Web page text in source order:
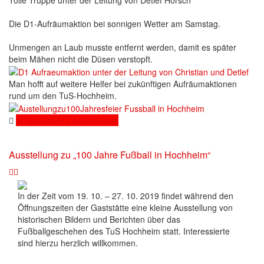
Die D1-Aufräumaktion bei sonnigen Wetter am Samstag.
Unmengen an Laub musste entfernt werden, damit es später
beim Mähen nicht die Düsen verstopft.
Man hofft auf weitere Helfer bei zukünftigen Aufräumaktionen
rund um den TuS-Hochheim.
26. August 2020 15. September 2020
Ausstellung zu „100 Jahre Fußball in Hochheim“
In der Zeit vom 19. 10. – 27. 10. 2019 findet während den
Öffnungszeiten der Gaststätte eine kleine Ausstellung von
historischen Bildern und Berichten über das
Fußballgeschehen des TuS Hochheim statt. Interessierte
sind hierzu herzlich willkommen.